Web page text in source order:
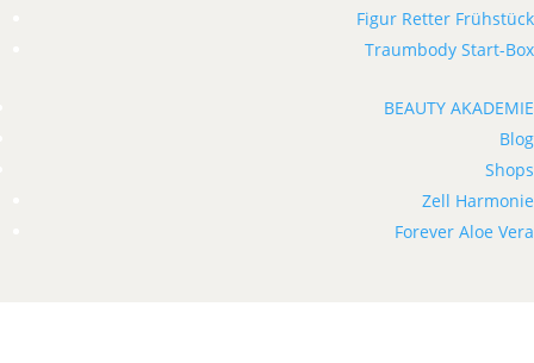
Figur Retter Frühstück
Traumbody Start-Box
BEAUTY AKADEMIE
Blog
Shops
Zell Harmonie
Forever Aloe Vera